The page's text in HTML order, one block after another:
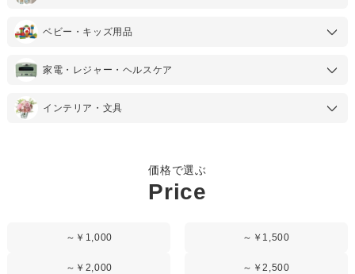
ベビー・キッズ用品
家電・レジャー・ヘルスケア
インテリア・文具
価格で選ぶ
Price
～￥1,000 ～￥1,500
～￥2,000 ～￥2,500